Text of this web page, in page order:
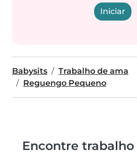
Iniciar
Babysits
Trabalho de ama
Reguengo Pequeno
Encontre